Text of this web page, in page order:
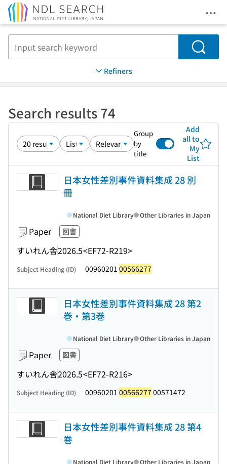
Search
Refiners
Search results 74
Group
by
title
Add
all to
My
List
日本女性差別事件資料集成 28 別
冊
Paper 図書
すいれん舎2026.5<EF72-R219>
National Diet Library Other Libraries in Japan
Subject Heading (ID) 00960201 00566277
日本女性差別事件資料集成 28 第2
巻・第3巻
Paper 図書
すいれん舎2026.5<EF72-R216>
National Diet Library Other Libraries in Japan
Subject Heading (ID) 00960201 00566277 00571472
日本女性差別事件資料集成 28 第4
巻
National Diet Library Other Libraries in Japan